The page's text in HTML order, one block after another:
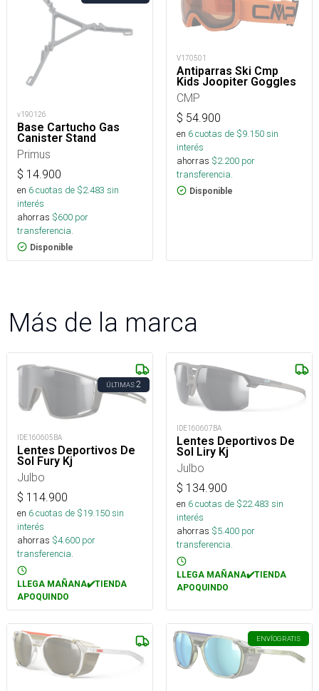
v190126
Base Cartucho Gas
Canister Stand
Primus
$ 14.900
en 6cuotas de $2.483 sin
interés
ahorras $600 por
transferencia.
Disponible
V170501
Antiparras Ski Cmp
Kids Joopiter Goggles
CMP
$ 54.900
en 6cuotas de $9.150sin
interés
ahorras $2.200 por
transferencia.
Disponible
Más de la marca
ÚLTIMAS2
IDE160605BA
Lentes Deportivos De
Sol Fury Kj
Julbo
$ 114.900
en 6cuotas de $19.150sin
interés
ahorras $4.600 por
transferencia.
LLEGA MAÑANA✔️TIENDA
APOQUINDO
IDE160607BA
Lentes Deportivos De
Sol Liry Kj
Julbo
$ 134.900
en 6cuotas de $22.483 sin
interés
ahorras $5.400 por
transferencia.
LLEGA MAÑANA✔️TIENDA
APOQUINDO
ENVÍOGRATIS